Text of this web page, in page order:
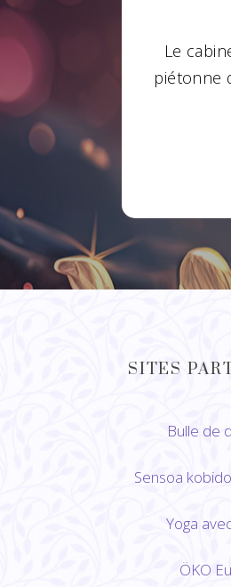
Le
piétonne
SITES
Bulle de
Sensoa kobido
Yoga
ÖKO